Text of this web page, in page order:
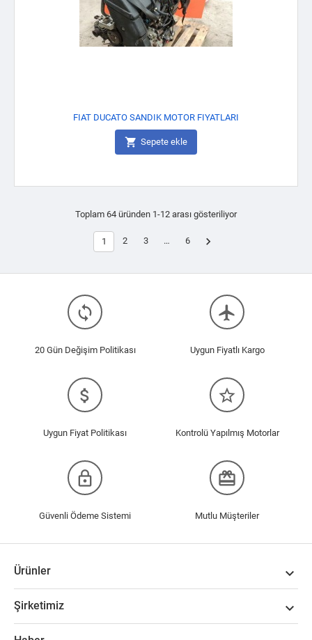
FIAT DUCATO SANDIK MOTOR FIYATLARI
 Sepete ekle
Toplam 64 üründen 1-12 arası gösteriliyor
1 2 3 … 6 
loop
20 Gün Değişim Politikası
flight
Uygun Fiyatlı Kargo
attach_money
Uygun Fiyat Politikası
star_border
Kontrolü Yapılmış Motorlar
lock_outline
Güvenli Ödeme Sistemi
redeem
Mutlu Müşteriler
Ürünler 
Şirketimiz 